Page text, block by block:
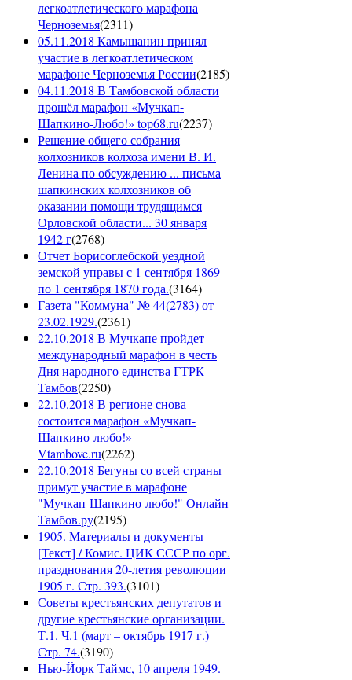
легкоатлетического марафона
Черноземья(2311)
05.11.2018 Камышанин принял
участие в легкоатлетическом
марафоне Черноземья России(2185)
04.11.2018 В Тамбовской области
прошёл марафон «Мучкап-
Шапкино-Любо!» top68.ru(2237)
Решение общего собрания
колхозников колхоза имени В. И.
Ленина по обсуждению ... письма
шапкинских колхозников об
оказании помощи трудящимся
Орловской области... 30 января
1942 г(2768)
Отчет Борисоглебской уездной
земской управы с 1 сентября 1869
по 1 сентября 1870 года.(3164)
Газета "Коммуна" № 44(2783) от
23.02.1929.(2361)
22.10.2018 В Мучкапе пройдет
международный марафон в честь
Дня народного единства ГТРК
Тамбов(2250)
22.10.2018 В регионе снова
состоится марафон «Мучкап-
Шапкино-любо!»
Vtambove.ru(2262)
22.10.2018 Бегуны со всей страны
примут участие в марафоне
"Мучкап-Шапкино-любо!" Онлайн
Тамбов.ру(2195)
1905. Материалы и документы
[Текст] / Комис. ЦИК СССР по орг.
празднования 20-летия революции
1905 г. Стр. 393.(3101)
Советы крестьянских депутатов и
другие крестьянские организации.
Т.1. Ч.1 (март – октябрь 1917 г.)
Стр. 74.(3190)
Нью-Йорк Таймс, 10 апреля 1949.